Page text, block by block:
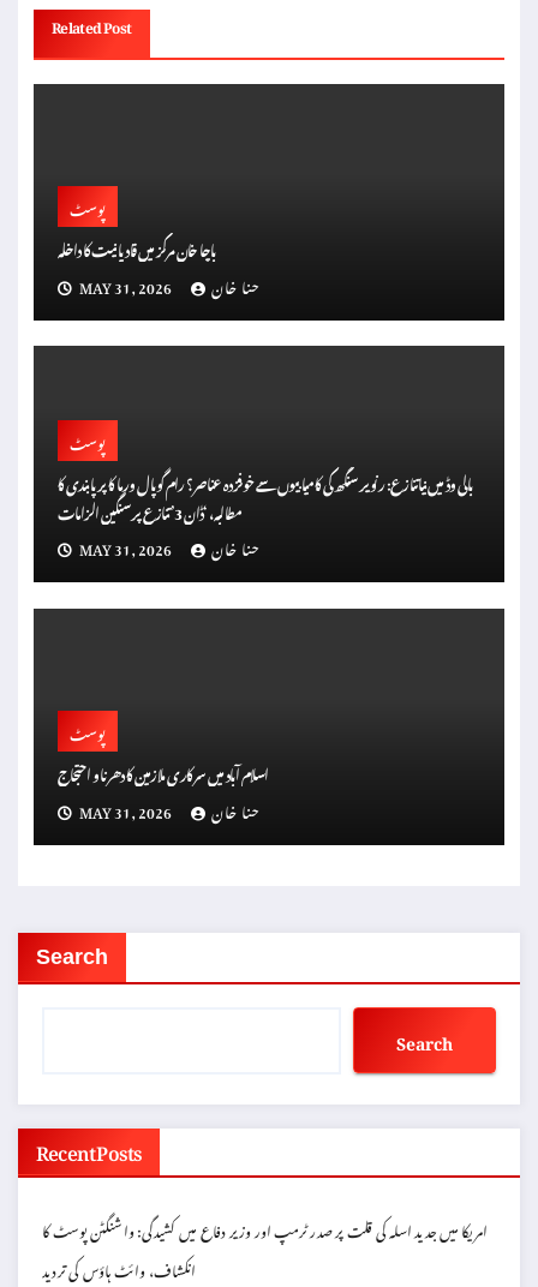
Related Post
پوسٹ
باچا خان مرکز میں قادیانیت کا داخلہ
MAY 31, 2026
حنا خان
پوسٹ
بالی وڈ میں نیا تنازع: رنویر سنگھ کی کامیابیوں سے خوفزدہ عناصر؟ رام گوپال ورما کا پر پابندی کا
مطالبہ، ‘ڈان 3’ تنازع پر سنگین الزامات
MAY 31, 2026
حنا خان
پوسٹ
اسلام آباد میں سرکاری ملازمین کا دھرنا و احتجاج
MAY 31, 2026
حنا خان
Search
Search
Recent Posts
امریکا میں جدید اسلہ کی قلت پر صدر ٹرمپ اور وزیر دفاع میں کشیدگی: واشنگٹن پوسٹ کا
انکشاف، وائٹ ہاؤس کی تردید